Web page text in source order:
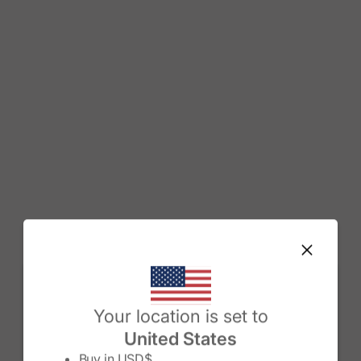
Your location is set to
United States
Change country/region